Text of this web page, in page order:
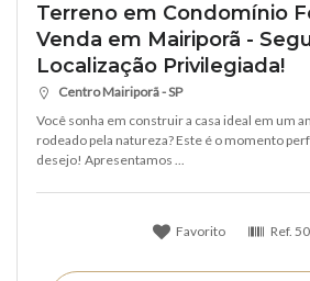
Terreno em Condomínio
Venda em Mairiporã -
Localização Privilegiada!
Centro Mairiporã - SP
Você sonha em construir a casa ideal em um
rodeado pela natureza? Este é o momento
desejo! Apresentamos ...
Favorito Ref.